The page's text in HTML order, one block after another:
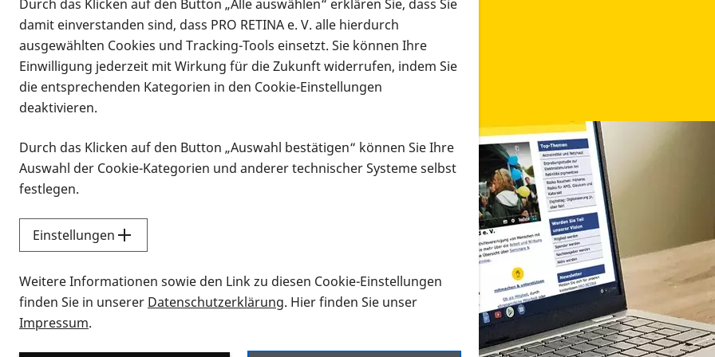
Infomaterial
Infomaterial
Vorlesen
Alle Infomaterialien in verschiedenen Formaten an
Sie möchten wissen, wie Sie nach Infonmaterial suchen und dieses bestellen bzw. herunterladen
Durch das Klicken auf den Button „Alle auswählen“ erklären Sie, dass Sie
damit einverstanden sind, dass PRO RETINA e. V. alle hierdurch
ausgewählten Cookies und Tracking-Tools einsetzt. Sie können Ihre
Einwilligung jederzeit mit Wirkung für die Zukunft widerrufen, indem Sie
die entsprechenden Kategorien in den Cookie-Einstellungen
deaktivieren.
Durch das Klicken auf den Button „Auswahl bestätigen“ können Sie Ihre
Auswahl der Cookie-Kategorien und anderer technischer Systeme selbst
festlegen.
Einstellungen
Weitere Informationen sowie den Link zu diesen Cookie-Einstellungen
finden Sie in unserer Datenschutzerklärung. Hier finden Sie unser
Impressum.